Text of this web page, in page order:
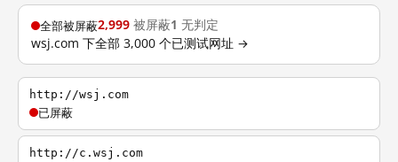
全部被屏蔽2,999 被屏蔽1 无判定
wsj.com 下全部 3,000 个已测试网址 →
http://wsj.com
已屏蔽
http://c.wsj.com